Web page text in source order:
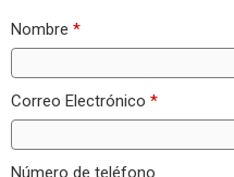
Nombre *
Correo Electrónico *
Número de teléfono